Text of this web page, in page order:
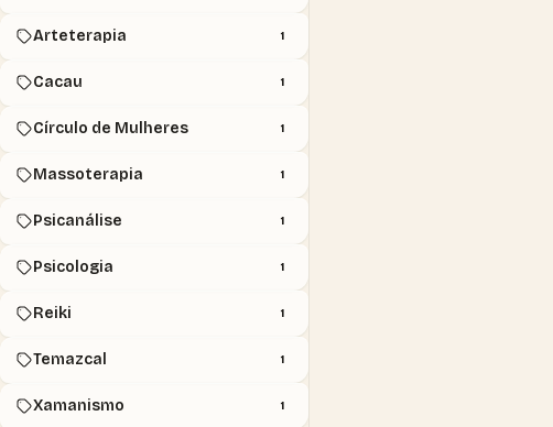
Arteterapia 1
Cacau 1
Círculo de Mulheres 1
Massoterapia 1
Psicanálise 1
Psicologia 1
Reiki 1
Temazcal 1
Xamanismo 1